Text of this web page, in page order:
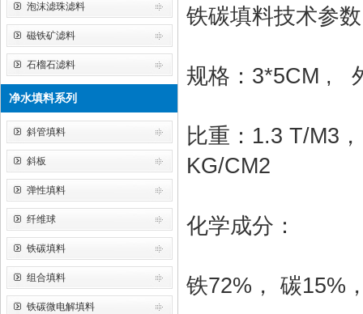
泡沫滤珠滤料
磁铁矿滤料
石榴石滤料
净水填料系列
斜管填料
斜板
弹性填料
纤维球
铁碳填料
组合填料
铁碳微电解填料
铁碳填料技术参数
规格：3*5CM ,
比重：1.3 T/M3
KG/CM2
化学成分：
铁72%， 碳15%